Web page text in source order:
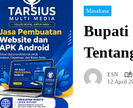
Minahasa
Bupati
ESN
12 April